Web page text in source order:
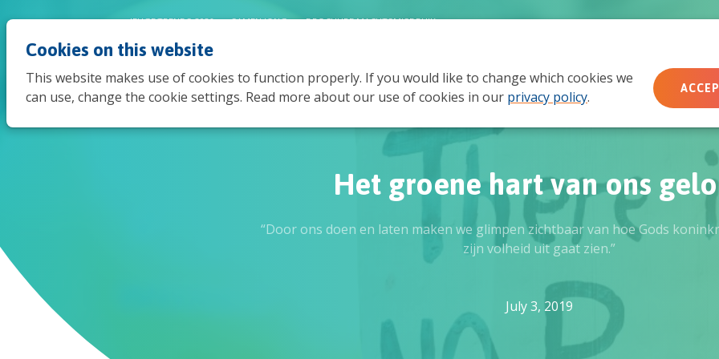
Cookies on this website
This website makes use of cookies to function properly. If you would like to change which cookies we
can use, change the cookie settings. Read more about our use of cookies in our privacy policy.
Wie wij zijn Wat we doen Doe mee
JEUGDTRENDS 2026 SAMEN JONG BROCHURE MACHTSMISBRUIK
Het groene hart van ons
“Door ons doen en laten maken we glimpen zichtbaar van hoe Gods
zijn volheid uit gaat zien.”
July 3, 2019